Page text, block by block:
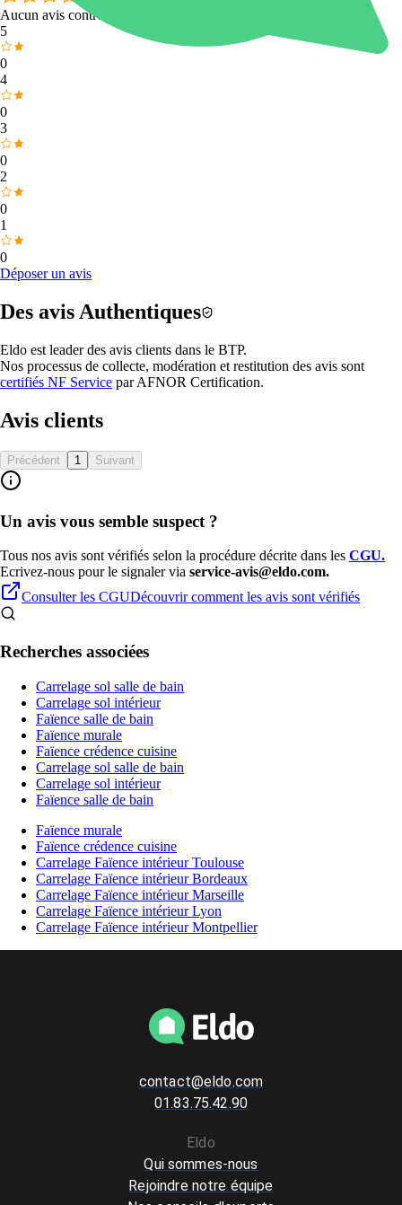
Aucun avis contrôlé
5
0
4
0
3
0
2
0
1
0
Déposer un avis
Des avis Authentiques
Eldo est leader des avis clients dans le BTP.
Nos processus de collecte, modération et restitution des avis sont
certifiés NF Service parAFNOR Certification.
Avis clients
Précédent 1 Suivant
Un avis vous semble suspect ?
Tous nos avis sont vérifiés selon la procédure décrite dans les CGU.
Ecrivez-nous pour le signaler via service-avis@eldo.com.
Consulter les CGUDécouvrir comment les avis sont vérifiés
Recherches associées
Carrelage sol salle de bain
Carrelage sol intérieur
Faïence salle de bain
Faïence murale
Faïence crédence cuisine
Carrelage sol salle de bain
Carrelage sol intérieur
Faïence salle de bain
Faïence murale
Faïence crédence cuisine
Carrelage Faïence intérieur Toulouse
Carrelage Faïence intérieur Bordeaux
Carrelage Faïence intérieur Marseille
Carrelage Faïence intérieur Lyon
Carrelage Faïence intérieur Montpellier
contact@eldo.com
01.83.75.42.90
Eldo
Qui sommes-nous
Rejoindre notre équipe